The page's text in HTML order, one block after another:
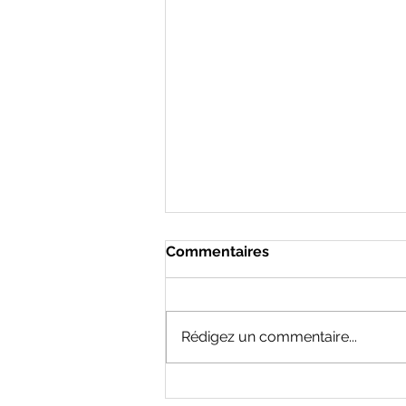
Commentaires
Rédigez un commentaire...